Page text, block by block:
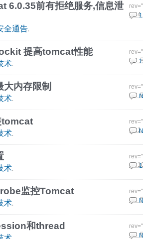
6.0.35前有拒绝服务,信息泄
20 4
全通告.
提高tomcat性能
9 3
术.
内存限制
3 3
术.
tomcat
9 11
术.
10
术.
监控Tomcat
6 8
术.
和thread
4 8